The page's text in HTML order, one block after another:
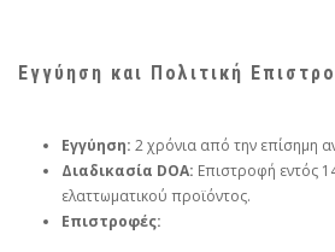
Εγγύηση και Πολιτική
Εγγύηση: 2 χρόνια από την επίσημη
Διαδικασία DOA: Επιστροφή εντός
ελαττωματικού προϊόντος.
Επιστροφές: